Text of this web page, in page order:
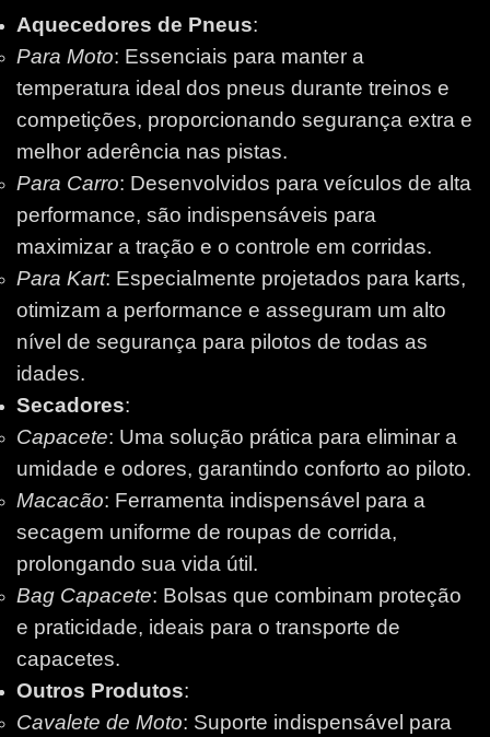
Aquecedores de Pneus:
Para Moto: Essenciais para manter a
temperatura ideal dos pneus durante treinos e
competições, proporcionando segurança extra e
melhor aderência nas pistas.
Para Carro: Desenvolvidos para veículos de alta
performance, são indispensáveis para
maximizar a tração e o controle em corridas.
Para Kart: Especialmente projetados para karts,
otimizam a performance e asseguram um alto
nível de segurança para pilotos de todas as
idades.
Secadores:
Capacete: Uma solução prática para eliminar a
umidade e odores, garantindo conforto ao piloto.
Macacão: Ferramenta indispensável para a
secagem uniforme de roupas de corrida,
prolongando sua vida útil.
Bag Capacete: Bolsas que combinam proteção
e praticidade, ideais para o transporte de
capacetes.
Outros Produtos:
Cavalete de Moto: Suporte indispensável para